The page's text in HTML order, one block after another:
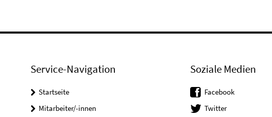
Service-Navigation
Startseite
Mitarbeiter/-innen
Soziale Medien
Facebook
Twitter